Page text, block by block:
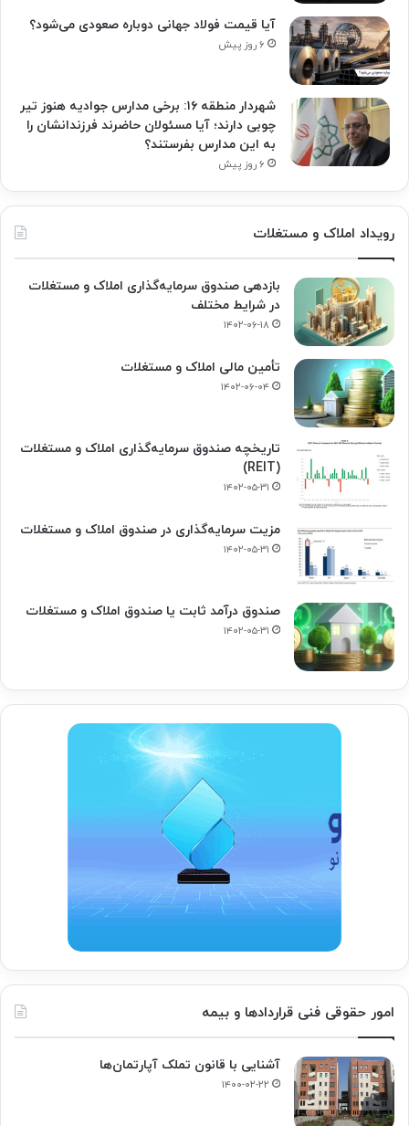
آیا قیمت فولاد جهانی دوباره صعودی می‌شود؟
۶ روز پیش
شهردار منطقه ۱۶: برخی مدارس جوادیه هنوز تیر
چوبی دارند؛ آیا مسئولان حاضرند فرزندانشان را
به این مدارس بفرستند؟
۶ روز پیش
رویداد املاک و مستغلات
بازدهی صندوق سرمایه‌گذاری املاک و مستغلات
در شرایط مختلف
۱۴۰۲-۰۶-۱۸
تأمین مالی املاک و مستغلات
۱۴۰۲-۰۶-۰۴
تاریخچه صندوق سرمایه‌گذاری املاک و مستغلات
(REIT)
۱۴۰۲-۰۵-۳۱
مزیت سرمایه‌گذاری در صندوق املاک و مستغلات
۱۴۰۲-۰۵-۳۱
صندوق درآمد ثابت یا صندوق املاک و مستغلات
۱۴۰۲-۰۵-۳۱
امور حقوقی فنی قراردادها و بیمه
آشنایی با قانون تملک آپارتمان‌ها
۱۴۰۰-۰۲-۲۲